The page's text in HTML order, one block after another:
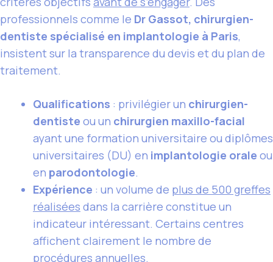
professionnels comme le Dr Gassot, chirurgien-
dentiste spécialisé en implantologie à Paris,
insistent sur la transparence du devis et du plan de
traitement.
Qualifications : privilégier un chirurgien-
dentiste ou un chirurgien maxillo-facial
ayant une formation universitaire ou diplômes
universitaires (DU) en implantologie orale ou
en parodontologie.
Expérience : un volume de plus de 500 greffes
réalisées dans la carrière constitue un
indicateur intéressant. Certains centres
affichent clairement le nombre de
procédures annuelles.